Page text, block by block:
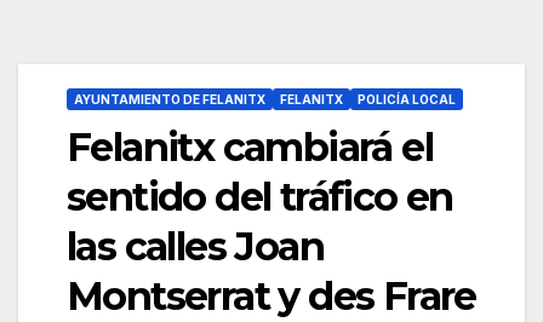
AYUNTAMIENTO DE FELANITX FELANITX POLICÍA LOCAL
Felanitx cambiará el
sentido del tráfico en
las calles Joan
Montserrat y des Frare